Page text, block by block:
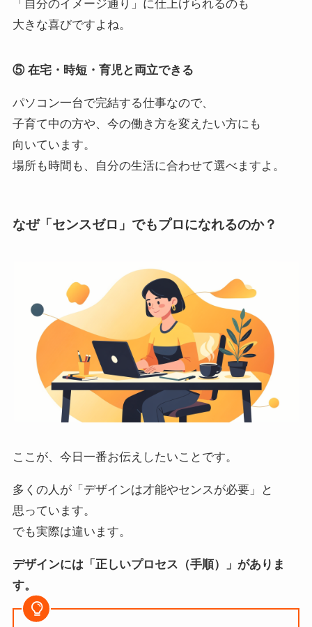
「自分のイメージ通り」に仕上げられるのも
大きな喜びですよね。
⑤ 在宅・時短・育児と両立できる
パソコン一台で完結する仕事なので、
子育て中の方や、今の働き方を変えたい方にも
向いています。
場所も時間も、自分の生活に合わせて選べますよ。
なぜ「センスゼロ」でもプロになれるのか？
ここが、今日一番お伝えしたいことです。
多くの人が「デザインは才能やセンスが必要」と
思っています。
でも実際は違います。
デザインには「正しいプロセス（手順）」がありま
す。